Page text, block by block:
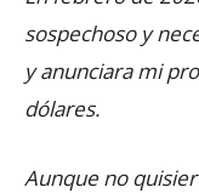
sospechoso y
y anunciara mi
dólares.
Aunque no